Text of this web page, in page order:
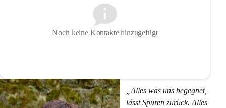
Noch keine Kontakte hinzugefügt
„Alles was uns begegnet,
lässt Spuren zurück. Alles